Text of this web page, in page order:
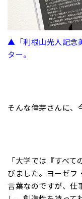
▲「利根山光人記念
ター。
そんな倖芽さんに
「大学では『すべ
びました。ヨーゼフ
言葉なのですが、仕